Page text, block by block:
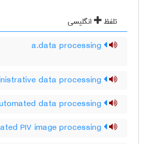
تلفظ انگلیسی